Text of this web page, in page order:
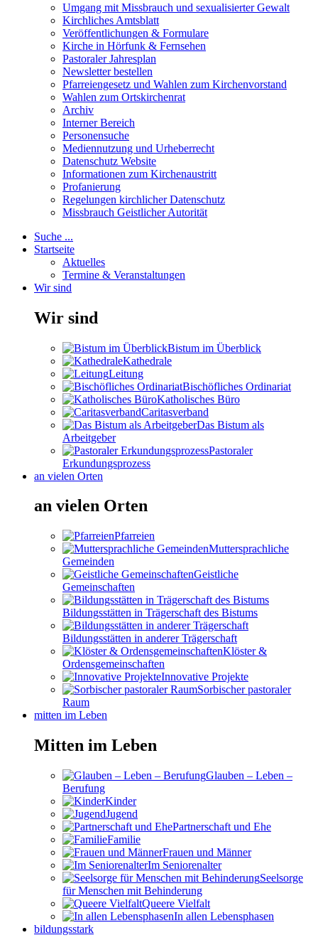
Umgang mit Missbrauch und sexualisierter Gewalt
Kirchliches Amtsblatt
Veröffentlichungen & Formulare
Kirche in Hörfunk & Fernsehen
Pastoraler Jahresplan
Newsletter bestellen
Pfarreiengesetz und Wahlen zum Kirchenvorstand
Wahlen zum Ortskirchenrat
Archiv
Interner Bereich
Personensuche
Mediennutzung und Urheberrecht
Datenschutz Website
Informationen zum Kirchenaustritt
Profanierung
Regelungen kirchlicher Datenschutz
Missbrauch Geistlicher Autorität
Suche ...
Startseite
Aktuelles
Termine & Veranstaltungen
Wir sind
Wir sind
Bistum im Überblick
Kathedrale
Leitung
Bischöfliches Ordinariat
Katholisches Büro
Caritasverband
Das Bistum als
Arbeitgeber
Pastoraler
Erkundungsprozess
an vielen Orten
an vielen Orten
Pfarreien
Muttersprachliche
Gemeinden
Geistliche
Gemeinschaften
Bildungsstätten in Trägerschaft des Bistums
Bildungsstätten in anderer Trägerschaft
Klöster &
Ordensgemeinschaften
Innovative Projekte
Sorbischer pastoraler
Raum
mitten im Leben
Mitten im Leben
Glauben – Leben –
Berufung
Kinder
Jugend
Partnerschaft und Ehe
Familie
Frauen und Männer
Im Seniorenalter
Seelsorge
für Menschen mit Behinderung
Queere Vielfalt
In allen Lebensphasen
bildungsstark